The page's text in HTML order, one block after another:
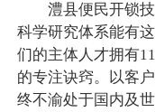
澧县便民开锁技
科学研究体系能有
们的主体人才拥有
的专注诀窍。以客
终不渝处于国内及